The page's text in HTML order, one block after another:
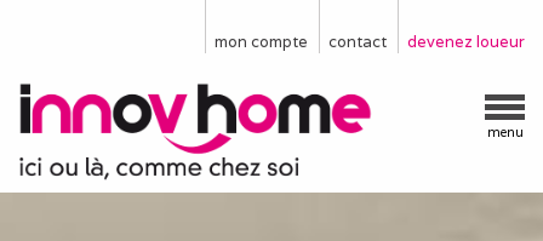
devenez loueur
contact
mon compte
menu